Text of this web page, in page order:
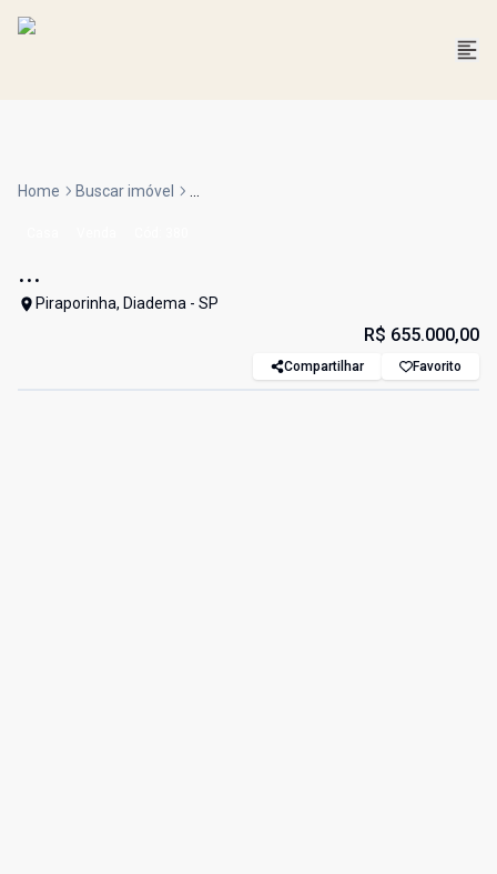
Home Buscar imóvel ...
...
Piraporinha, Diadema - SP
R$ 655.000,00
Compartilhar Favorito